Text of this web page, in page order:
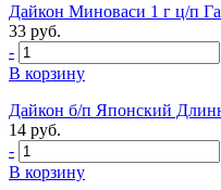
Дайкон Миноваси 1 г ц/п
33 руб.
-
В корзину
Дайкон б/п Японский
14 руб.
-
В корзину